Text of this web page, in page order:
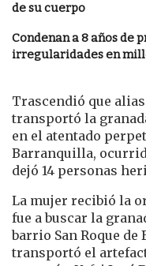
de su cuerpo
Condenan a 8 años de
irregularidades en
Trascendió que
transportó la
en el atentado
Barranquilla,
dejó 14 personas
La mujer recibió la
fue a buscar la
barrio San Roque
transportó el